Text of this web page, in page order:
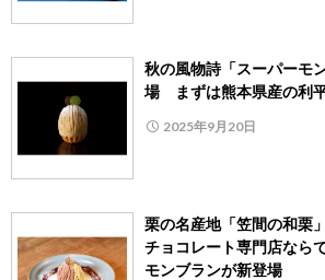
秋の風物詩「スーパーモ
場 まずは熊本県産の利
2025年9月20日
栗の名産地「笠間の和栗
チョコレート専門店なら
モンブランが新登場